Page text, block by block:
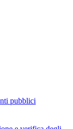
pubblici